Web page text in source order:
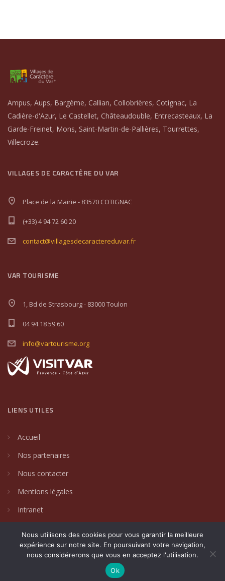
Ampus, Aups, Bargème, Callian, Collobrières, Cotignac, La
Cadière-d'Azur, Le Castellet, Châteaudouble, Entrecasteaux, La
Garde-Freinet, Mons, Saint-Martin-de-Pallières, Tourrettes,
Villecroze.
VILLAGES DE CARACTÈRE DU VAR
Place de la Mairie - 83570 COTIGNAC
(+33) 4 94 72 60 20
contact@villagesdecaractereduvar.fr
VAR TOURISME
1, Bd de Strasbourg - 83000 Toulon
04 94 18 59 60
info@vartourisme.org
LIENS UTILES
Accueil
Nos partenaires
Nous contacter
Mentions légales
Intranet
2024 © Villages de caractère du Var. Un site créé parDAKIN
Communication Globale
Nous utilisons des cookies pour vous garantir la meilleure
expérience sur notre site. En poursuivant votre navigation,
nous considérerons que vous en acceptez l'utilisation.
Ok